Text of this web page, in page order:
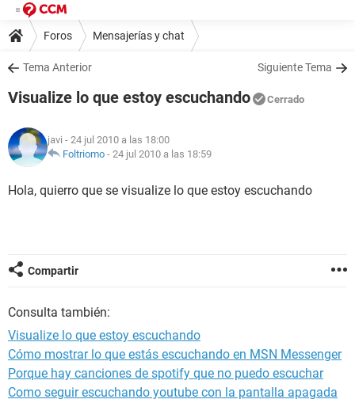
Foros Mensajerías y chat
Tema Anterior Siguiente Tema
Visualize lo que estoy escuchando Cerrado
javi - 24 jul 2010 a las 18:00
Foltriomo - 24 jul 2010 a las 18:59
Hola, quierro que se visualize lo que estoy escuchando
Compartir
Consulta también:
Visualize lo que estoy escuchando
Cómo mostrar lo que estás escuchando en MSN Messenger
Porque hay canciones de spotify que no puedo escuchar
Como seguir escuchando youtube con la pantalla apagada